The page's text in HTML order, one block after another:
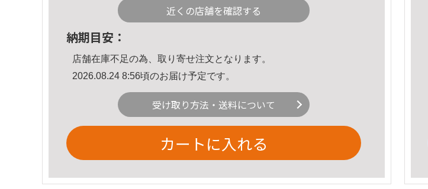
近くの店舗を確認する
納期目安：
店舗在庫不足の為、取り寄せ注文となります。
2026.08.24 8:56頃のお届け予定です。
受け取り方法・送料について
カートに入れる